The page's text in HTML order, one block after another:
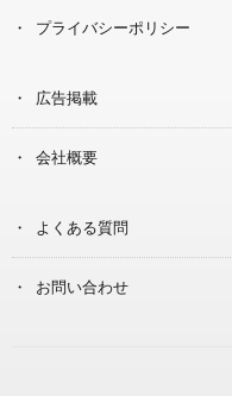
プライバシーポリシー
広告掲載
会社概要
よくある質問
お問い合わせ